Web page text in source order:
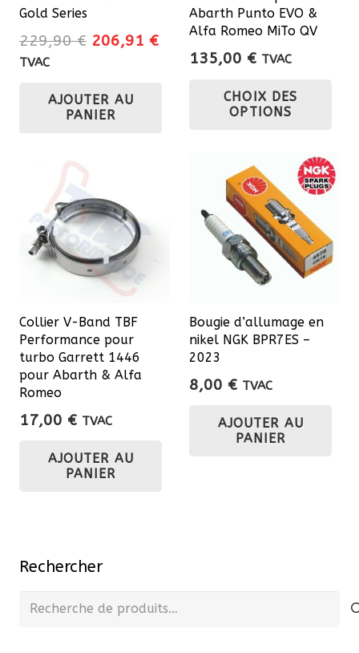
Gold Series
229,90€ Le
était :
229,90 €.
206,91 €Le
TVAC
AJOUTER AU
PANIER
Abarth Punto EVO &
Alfa Romeo MiTo QV
135,00 € TVAC
CHOIX DES
OPTIONS
Collier V-Band TBF
Performance pour
turbo Garrett 1446
pour Abarth & Alfa
Romeo
17,00 € TVAC
AJOUTER AU
PANIER
Bougie d’allumage en
nikel NGK BPR7ES –
2023
8,00 € TVAC
AJOUTER AU
PANIER
Rechercher
Recherche